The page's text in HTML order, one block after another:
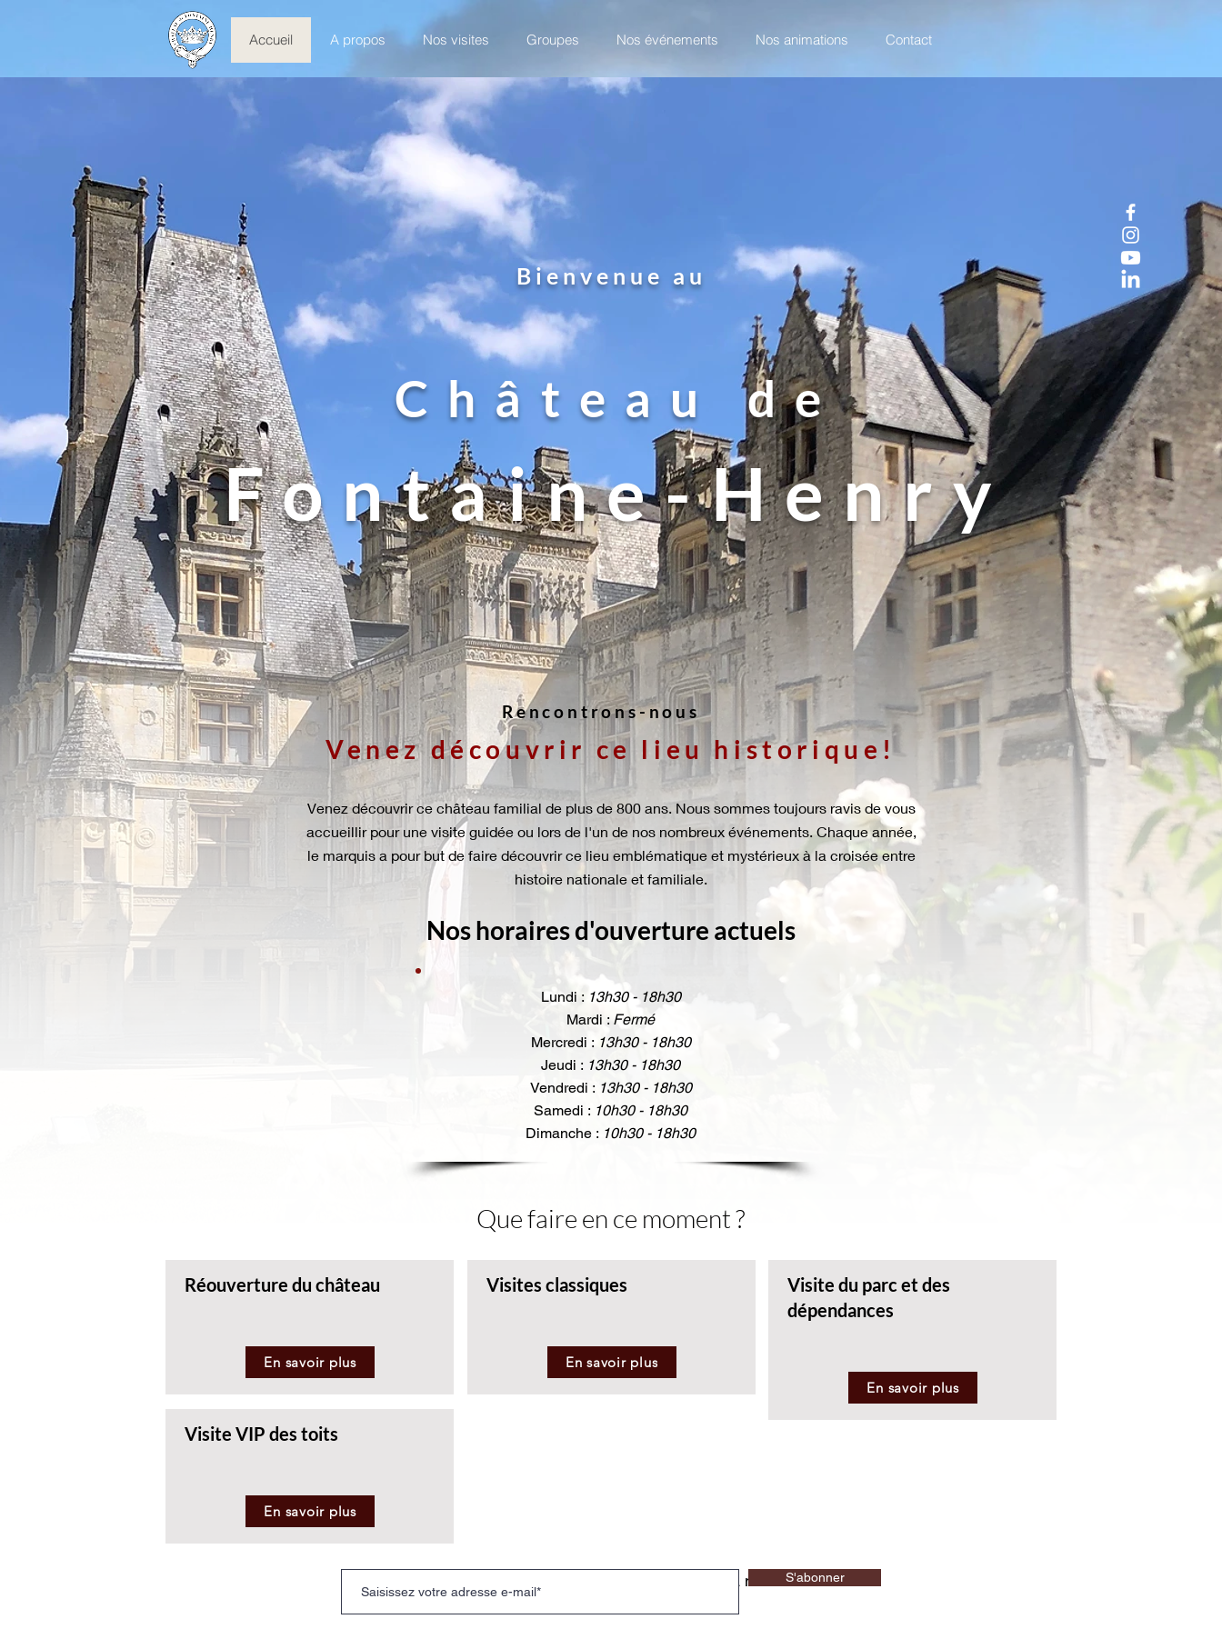
Accueil A propos Nos visites Groupes Nos événements Nos animations Contact
Bienvenue au
Château de
Fontaine-Henry
Rencontrons-nous
Venez découvrir ce lieu historique!
Venez découvrir ce château familial de plus de 800 ans. Nous sommes toujours ravis de vous
accueillir pour une visite guidée ou lors de l'un de nos nombreux événements. Chaque année,
le marquis a pour but de faire découvrir ce lieu emblématique et mystérieux à la croisée entre
histoire nationale et familiale.
Nos horaires d'ouverture actuels
Lundi : 13h30 - 18h30
Mardi : Fermé
Mercredi : 13h30 - 18h30
Jeudi : 13h30 - 18h30
Vendredi : 13h30 - 18h30
Samedi : 10h30 - 18h30
Dimanche : 10h30 - 18h30
Que faire en ce moment ?
Réouverture du château
En savoir plus
Visite VIP des toits
En savoir plus
Visites classiques
En savoir plus
Visite du parc et des
dépendances
En savoir plus
Pour ne rien rater de nos événements, inscrivez-vous à notre newsletter !
S'abonner